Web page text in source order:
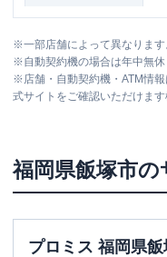
住所
※一部店舗によって異なります
※自動契約機の場合は年中無休
※店舗・自動契約機・ATM情
式サイトをご確認いただけます
福岡県飯塚市の
プロミス 福岡県